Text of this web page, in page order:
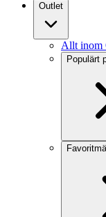
Outlet
Allt inom
Populärt